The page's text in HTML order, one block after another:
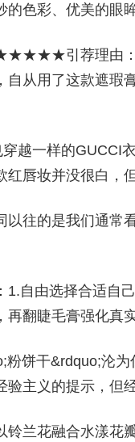
的色彩、优美的眼眸
引荐理由：
自从用了这款遮瑕
穿越一样的GUCCI
红唇妆并没很白，
以往的是我们通常
1.自由选择合适自
再翻睫毛膏强化真实
粉饼干&rdquo;沦
验主义的提示，但
铃兰花融合水漾花